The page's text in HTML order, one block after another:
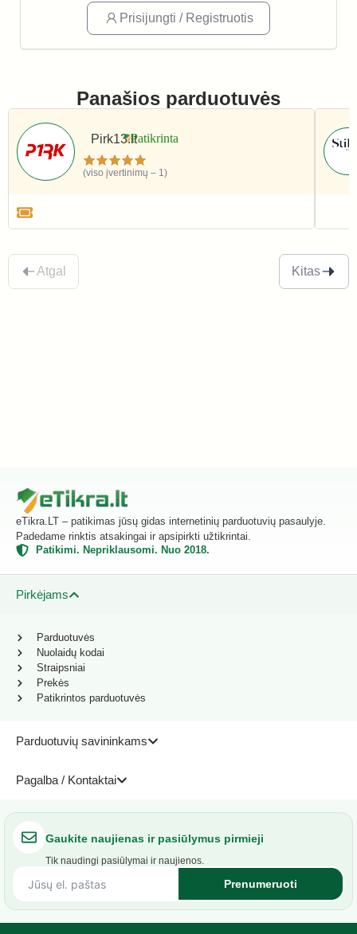
Prisijungti / Registruotis
Panašios parduotuvės
Pirk13.lt
(viso įvertinimų – 1)
Atgal Kitas
eTikra.LT – patikimas jūsų gidas internetinių parduotuvių pasaulyje.
Padedame rinktis atsakingai ir apsipirkti užtikrintai.
Patikimi. Nepriklausomi. Nuo 2018.
Pirkėjams
Parduotuvių savininkams
Pagalba / Kontaktai
Parduotuvės
Nuolaidų kodai
Straipsniai
Prekės
Patikrintos parduotuvės
Gaukite naujienas ir pasiūlymus pirmieji
Tik naudingi pasiūlymai ir naujienos.
Prenumeruoti